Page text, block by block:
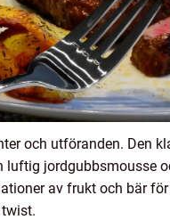
och utföranden. Den
jordgubbsmousse
av frukt och bär